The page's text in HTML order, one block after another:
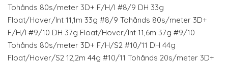
Tohånds 80s/meter 3D+ F/H/I #8/9 DH 33g
Float/Hover/Int 11,1m 33g #8/9 Tohånds 80s/meter 3D+
F/H/I #9/10 DH 37g Float/Hover/Int 11,6m 37g #9/10
Tohånds 80s/meter 3D+ F/H/S2 #10/11 DH 44g
Float/Hover/S2 12,2m 44g #10/11 Tohånds 20s/meter 3D+